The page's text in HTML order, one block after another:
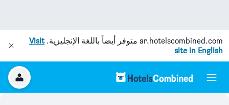
ar.hotelscombined.com متوفر أيضاً باللغة الإنجليزية.Visit
site in English